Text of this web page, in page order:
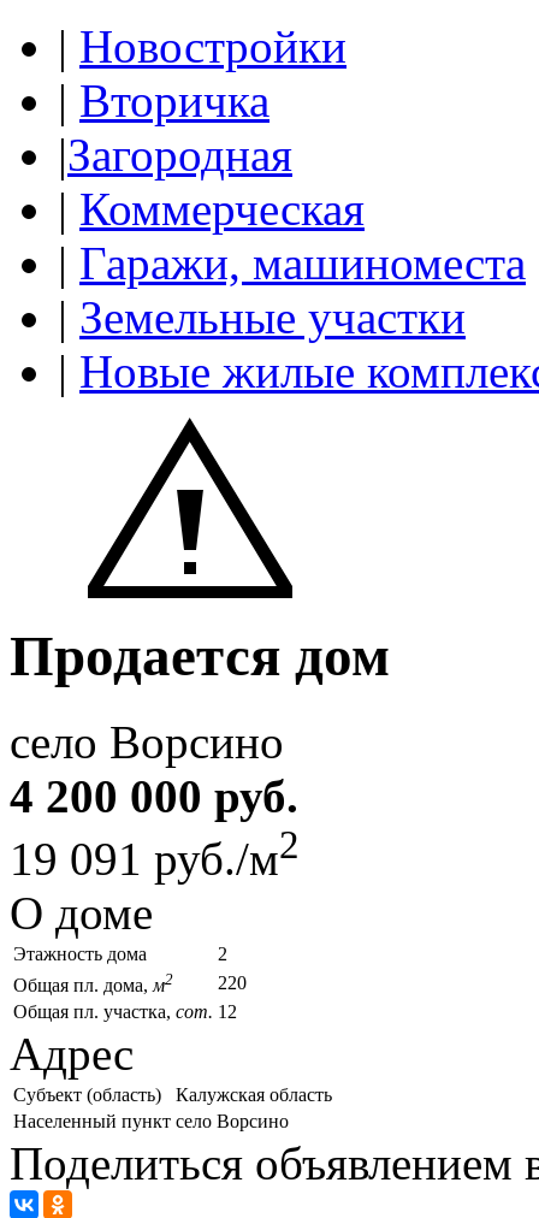
| Новостройки
| Вторичка
|Загородная
| Коммерческая
| Гаражи, машиноместа
| Земельные участки
| Новые жилые
Продается дом
село Ворсино
4 200 000 руб.
19 091 руб./м2
О доме
Этажность дома
2
Общая пл. дома, м2
220
Общая пл. участка, сот. 12
Адрес
Субъект (область)
Калужская область
Населенный пункт село Ворсино
Поделиться объявлением